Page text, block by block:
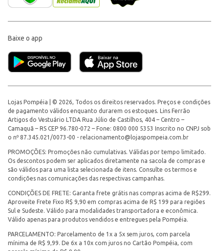
Baixe o app
Lojas Pompéia | © 2026, Todos os direitos reservados. Preços e condições
de pagamento válidos enquanto durarem os estoques. Lins Ferrão
Artigos do Vestuário LTDA Rua Júlio de Castilhos, 404 – Centro –
Camaquã – RS CEP 96.780-072 – Fone: 0800 000 5353 Inscrito no CNPJ sob
o nº 87.345.021/0073-00 - relacionamento@lojaspompeia.com.br
PROMOÇÕES: Promoções não cumulativas. Válidas por tempo limitado.
Os descontos podem ser aplicados diretamente na sacola de compras e
são válidos para uma lista selecionada de itens. Consulte os termos e
condições nas comunicações das respectivas campanhas.
CONDIÇÕES DE FRETE: Garanta frete grátis nas compras acima de R$299.
Aproveite Frete Fixo R$ 9,90 em compras acima de R$ 199 para regiões
Sul e Sudeste. Válido para modalidades transportadora e econômica.
Válido apenas para produtos vendidos e entregues pela Pompéia.
PARCELAMENTO: Parcelamento de 1x a 5x sem juros, com parcela
mínima de R$ 9,99. De 6x a 10x com juros no Cartão Pompéia, com